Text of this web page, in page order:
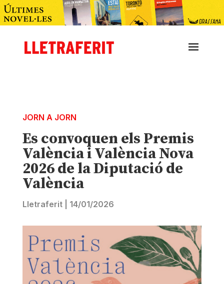
JORN A JORN
Es convoquen els Premis
València i València Nova
2026 de la Diputació de
València
Lletraferit| 14/01/2026